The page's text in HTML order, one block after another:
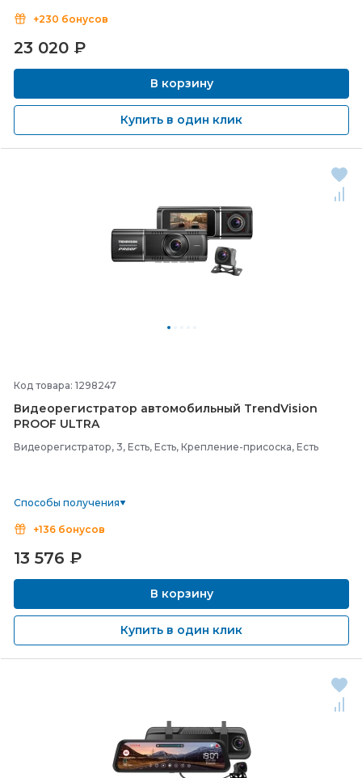
+230 бонусов
23 020 ₽
В корзину
Купить в один клик
Код товара: 1298247
Видеорегистратор автомобильный TrendVision
PROOF ULTRA
Видеорегистратор, 3, Есть, Есть, Крепление-присоска, Есть
Способы получения
+136 бонусов
13 576 ₽
В корзину
Купить в один клик